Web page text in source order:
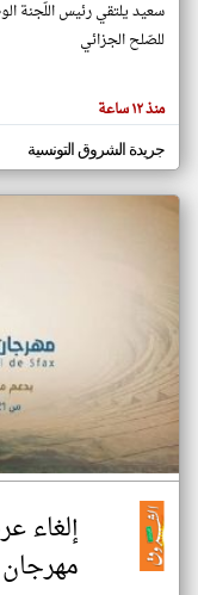
المقالات
هنا عن
وجهة
نظر
كاتبيها.
سعيد يلتقي رئيس اللّجنة
للصّلح الجزائي
منذ ١٢ ساعة
جريدة الشروق التونسية
إلغاء